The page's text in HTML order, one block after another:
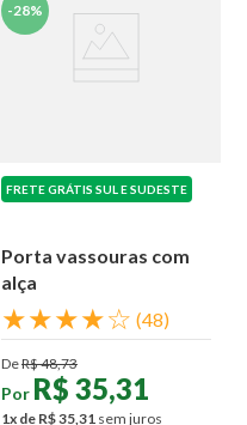
-28%
FRETE GRÁTIS SUL E SUDESTE
Porta vassouras com
alça
★★★★☆ (48)
DeR$48,73
Por R$ 35,31
1x de R$35,31 sem juros